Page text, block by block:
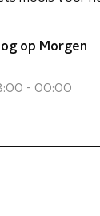
op Morgen
- 00:00